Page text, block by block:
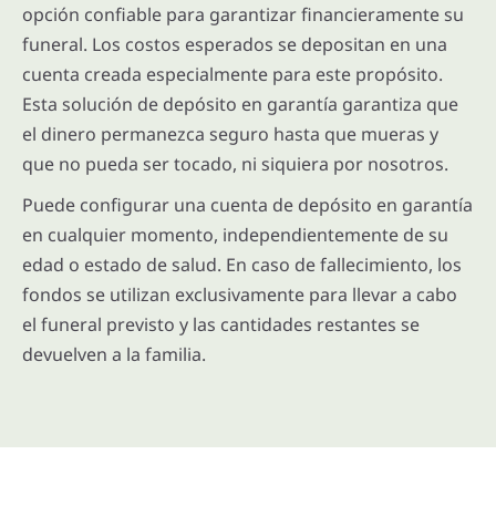
opción confiable para garantizar financieramente su
funeral. Los costos esperados se depositan en una
cuenta creada especialmente para este propósito.
Esta solución de depósito en garantía garantiza que
el dinero permanezca seguro hasta que mueras y
que no pueda ser tocado, ni siquiera por nosotros.
Puede configurar una cuenta de depósito en garantía
en cualquier momento, independientemente de su
edad o estado de salud. En caso de fallecimiento, los
fondos se utilizan exclusivamente para llevar a cabo
el funeral previsto y las cantidades restantes se
devuelven a la familia.